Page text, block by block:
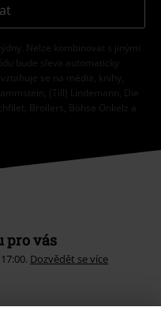
Nelze kombinovat s jinými
bude sleva automaticky
se na média, knihy,
(Till) Lindemann, Die
Broilers, Böhse Onkelz a
pro vás
Dozvědět se více